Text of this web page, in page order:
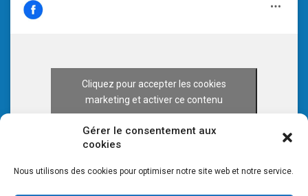
Gérer le consentement aux
cookies
Nous utilisons des cookies pour optimiser notre site web et notre service.
Cliquez pour accepter les cookies
marketing et activer ce contenu